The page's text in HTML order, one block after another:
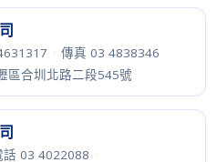
· 傳真 03 4838346
區合圳北路二段545號
話 03 4022088 ·